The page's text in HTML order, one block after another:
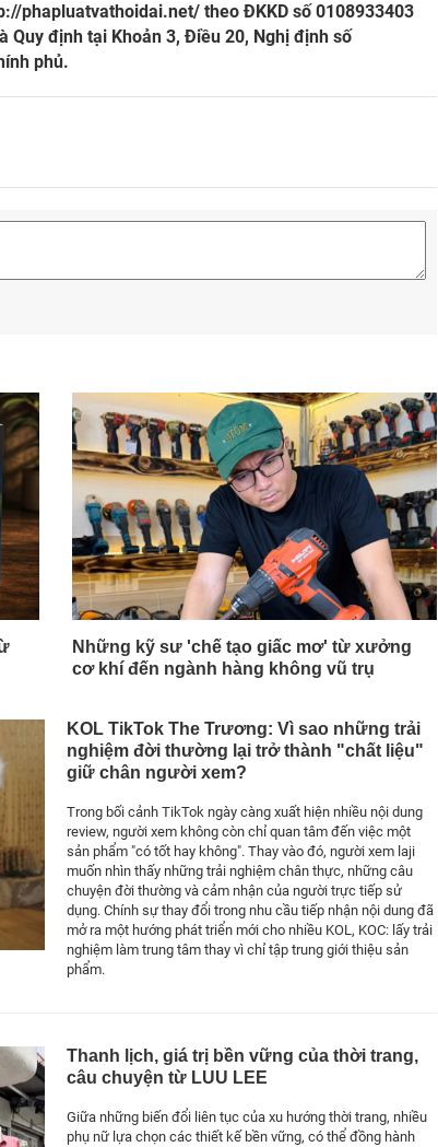
phapluatvathoidai.net/ theo ĐKKD số 0108933403
Quy định tại Khoản 3, Điều 20, Nghị định số
phủ.
Những kỹ sư 'chế tạo giấc mơ' từ xưởng
cơ khí đến ngành hàng không vũ trụ
KOL TikTok The Trương: Vì sao những trải
nghiệm đời thường lại trở thành "chất liệu"
giữ chân người xem?
Trong bối cảnh TikTok ngày càng xuất hiện nhiều nội dung
review, người xem không còn chỉ quan tâm đến việc một
sản phẩm "có tốt hay không". Thay vào đó, người xem laji
muốn nhìn thấy những trải nghiệm chân thực, những câu
chuyện đời thường và cảm nhận của người trực tiếp sử
dụng. Chính sự thay đổi trong nhu cầu tiếp nhận nội dung đã
mở ra một hướng phát triển mới cho nhiều KOL, KOC: lấy trải
nghiệm làm trung tâm thay vì chỉ tập trung giới thiệu sản
phẩm.
Thanh lịch, giá trị bền vững của thời trang,
câu chuyện từ LUU LEE
Giữa những biến đổi liên tục của xu hướng thời trang, nhiều
phụ nữ lựa chọn các thiết kế bền vững, có thể đồng hành